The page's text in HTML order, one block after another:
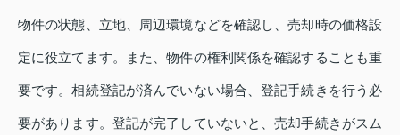
物件の状態、立地、周辺環境などを確認し、売却時の価格設
定に役立てます。また、物件の権利関係を確認することも重
要です。相続登記が済んでいない場合、登記手続きを行う必
要があります。登記が完了していないと、売却手続きがスム